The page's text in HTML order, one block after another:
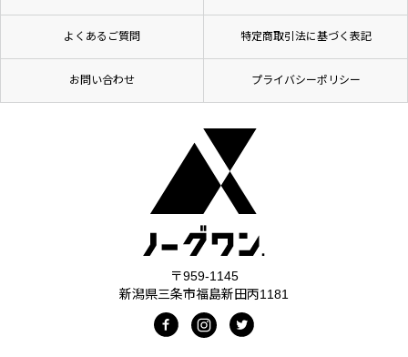
よくあるご質問 特定商取引法に基づく表記
お問い合わせ プライバシーポリシー
〒959-1145
新潟県三条市福島新田丙1181